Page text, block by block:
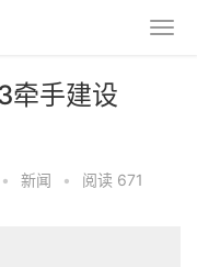
牵手建设
• 新闻 • 阅读 671